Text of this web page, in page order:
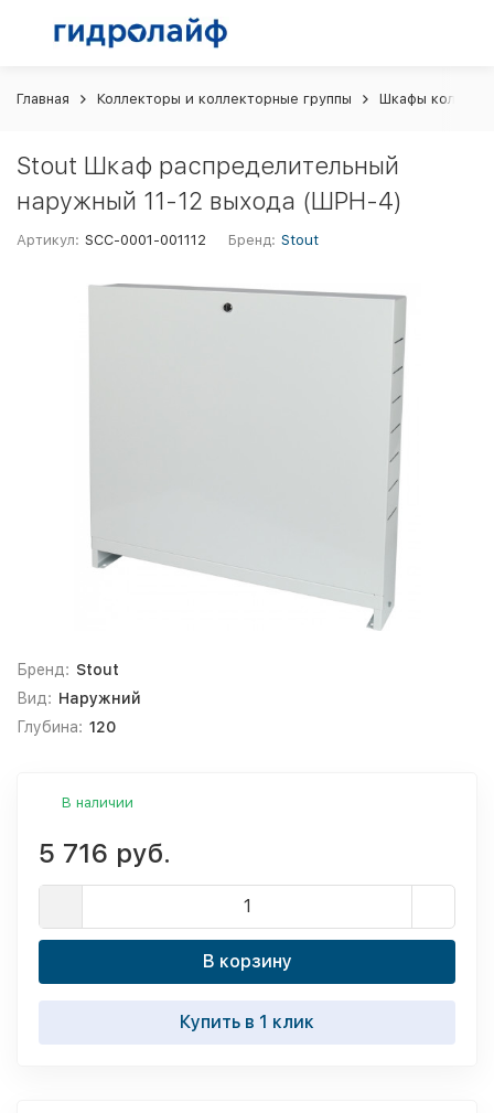
Главная Коллекторы и коллекторные группы Шкафы
Stout Шкаф распределительный
наружный 11-12 выхода (ШРН-4)
Артикул: SCC-0001-001112 Бренд: Stout
Бренд: Stout
Вид: Наружний
Глубина: 120
В наличии
5 716 руб.
В корзину
Купить в 1 клик